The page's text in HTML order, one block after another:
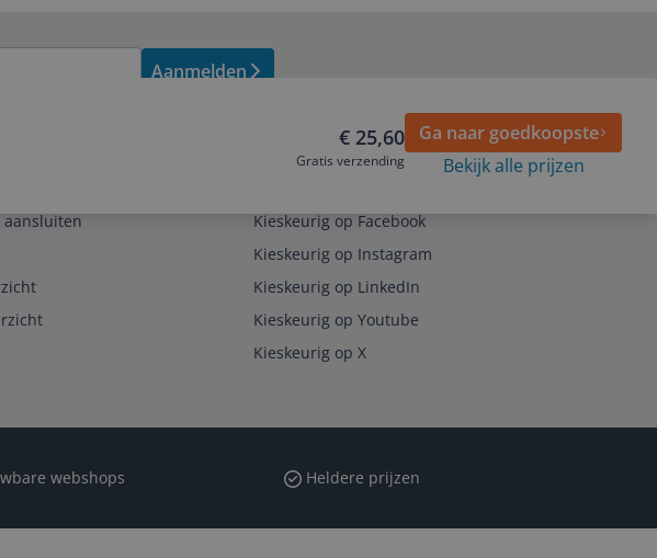
€ 25,60
Gratis verzending
Ga naar goedkoopste
Bekijk alle prijzen
Aanmelden
aansluiten
Kieskeurig op Facebook
Kieskeurig op Instagram
Kieskeurig op LinkedIn
Kieskeurig op Youtube
Kieskeurig op X
webshops Heldere prijzen